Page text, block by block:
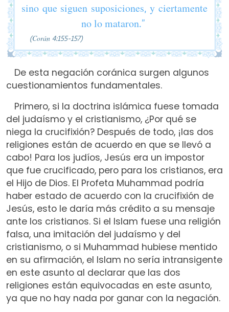
sino que siguen suposiciones, y ciertamente
no lo mataron.”
(Corán 4:155-157)
De esta negación coránica surgen algunos
cuestionamientos fundamentales.
Primero, si la doctrina islámica fuese tomada
del judaísmo y el cristianismo, ¿Por qué se
niega la crucifixión? Después de todo, ¡las dos
religiones están de acuerdo en que se llevó a
cabo! Para los judíos, Jesús era un impostor
que fue crucificado, pero para los cristianos, era
el Hijo de Dios. El Profeta Muhammad podría
haber estado de acuerdo con la crucifixión de
Jesús, esto le daría más crédito a su mensaje
ante los cristianos. Si el Islam fuese una religión
falsa, una imitación del judaísmo y del
cristianismo, o si Muhammad hubiese mentido
en su afirmación, el Islam no sería intransigente
en este asunto al declarar que las dos
religiones están equivocadas en este asunto,
ya que no hay nada por ganar con la negación.